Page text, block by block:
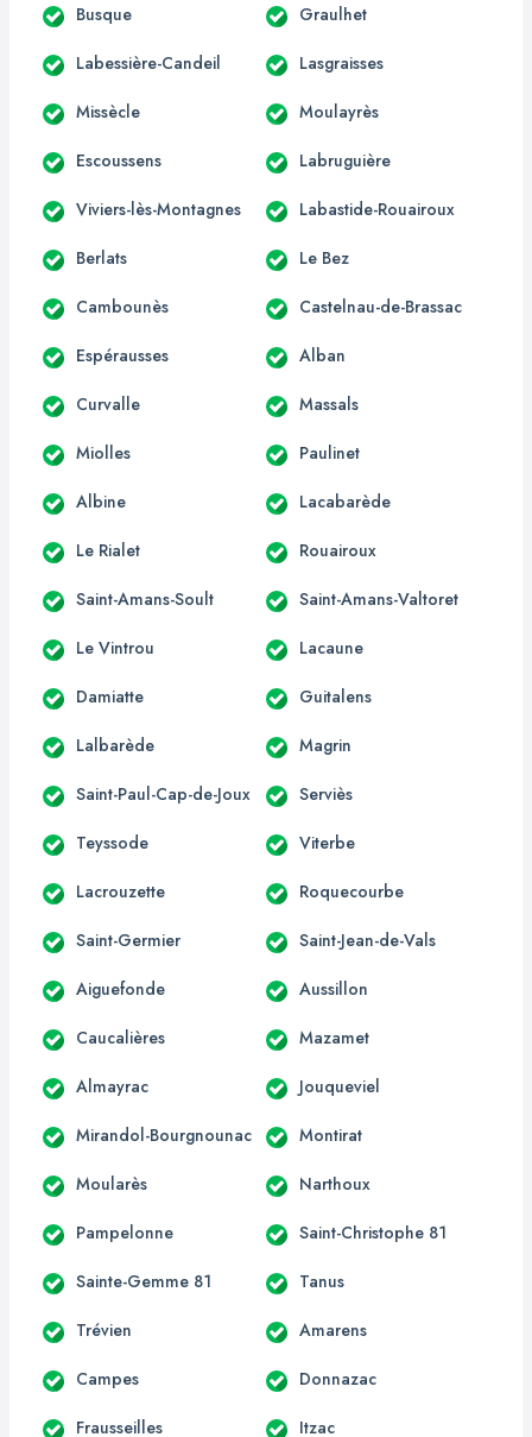
Busque Graulhet
Labessière-Candeil Lasgraisses
Missècle Moulayrès
Escoussens Labruguière
Viviers-lès-Montagnes Labastide-Rouairoux
Berlats Le Bez
Cambounès Castelnau-de-Brassac
Espérausses Alban
Curvalle Massals
Miolles Paulinet
Albine Lacabarède
Le Rialet Rouairoux
Saint-Amans-Soult Saint-Amans-Valtoret
Le Vintrou Lacaune
Damiatte Guitalens
Lalbarède Magrin
Saint-Paul-Cap-de-Joux Serviès
Teyssode Viterbe
Lacrouzette Roquecourbe
Saint-Germier Saint-Jean-de-Vals
Aiguefonde Aussillon
Caucalières Mazamet
Almayrac Jouqueviel
Mirandol-Bourgnounac Montirat
Moularès Narthoux
Pampelonne Saint-Christophe 81
Sainte-Gemme 81 Tanus
Trévien Amarens
Campes Donnazac
Frausseilles Itzac